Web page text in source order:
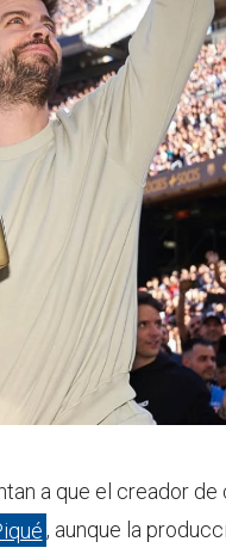
a que el creador de
, aunque la